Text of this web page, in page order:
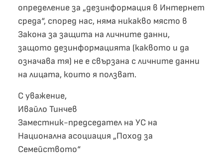
определение за „дезинформация в Интернет
среда“, според нас, няма никакво място в
Закона за защита на личните данни,
защото дезинформацията (каквото и да
означава тя) не е свързана с личните данни
на лицата, които я ползват.
С уважение,
Ивайло Тинчев
Заместник-председател на УС на
Национална асоциация „Поход за
Семейството“